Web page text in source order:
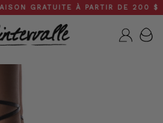
À PARTIR DE 200 $